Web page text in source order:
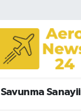
Savunma Sanayii